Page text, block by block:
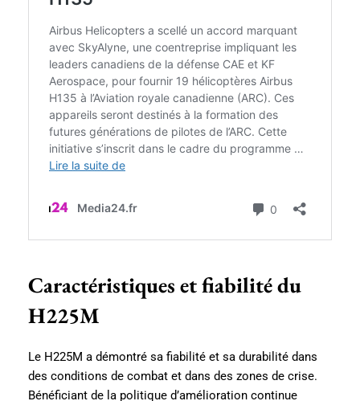
Caractéristiques et fiabilité du
H225M
Le H225M a démontré sa fiabilité et sa durabilité dans
des conditions de combat et dans des zones de crise.
Bénéficiant de la politique d’amélioration continue